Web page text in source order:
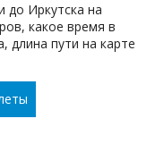
до Иркутска на
какое время в
длина пути на карте